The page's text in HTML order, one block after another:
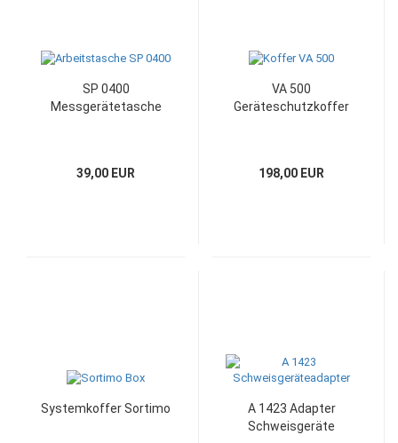
SP 0400
Messgerätetasche
39,00 EUR
VA 500
Geräteschutzkoffer
198,00 EUR
Systemkoffer Sortimo
A 1423 Adapter
Schweisgeräte